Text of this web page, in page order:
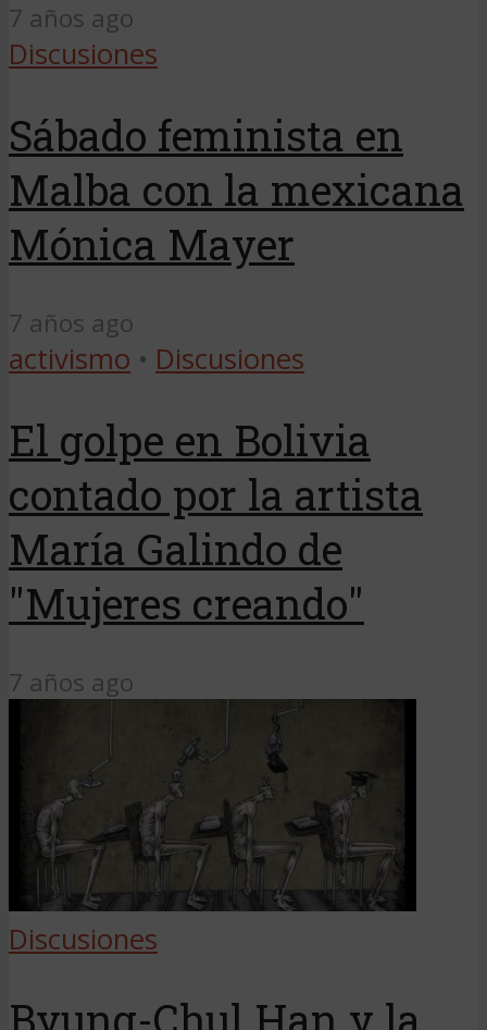
7 años ago
Discusiones
Sábado feminista en
Malba con la mexicana
Mónica Mayer
7 años ago
activismo • Discusiones
El golpe en Bolivia
contado por la artista
María Galindo de
"Mujeres creando"
7 años ago
Discusiones